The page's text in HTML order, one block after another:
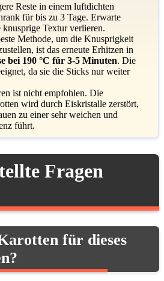
Reste in einem luftdichten
für bis zu 3 Tage. Erwarte
knusprige Textur verlieren.
Methode, um die Knusprigkeit
ist das erneute Erhitzen in
bei 190 °C für 3-5 Minuten. Die
da sie die Sticks nur weiter
ist nicht empfohlen. Die
wird durch Eiskristalle zerstört,
zu einer sehr weichen und
führt.
Fragen
für dieses